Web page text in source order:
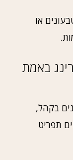
או
באמת
בקהל,
תפריט